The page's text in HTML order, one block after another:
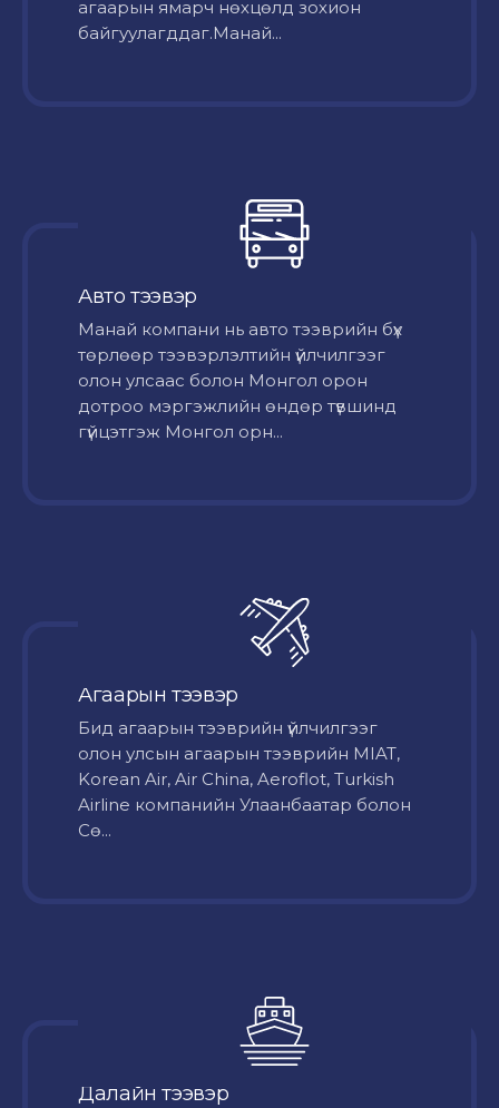
агаарын ямарч нөхцөлд зохион
байгуулагддаг.Манай...
Авто тээвэр
Mанай компани нь авто тээврийн бүх
төрлөөр тээвэрлэлтийн үйлчилгээг
олон улсаас болон Монгол орон
дотроо мэргэжлийн өндөр түвшинд
гүйцэтгэж Монгол орн...
Агаарын тээвэр
Бид агаарын тээврийн үйлчилгээг
олон улсын агаарын тээврийн MIAT,
Korean Air, Air China, Aeroflot, Turkish
Airline компанийн Улаанбаатар болон
Сө...
Далайн тээвэр